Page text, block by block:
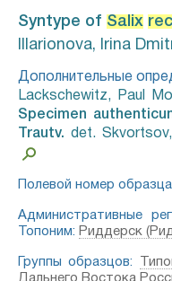
Syntype of Salix
Illarionova, Irina
Дополнительные
Lackschewitz, Paul
Specimen
Trautv.⁣ det.
Полевой номер
Административные
Топоним: Риддерск
Группы образцов:
Дальнего Востока